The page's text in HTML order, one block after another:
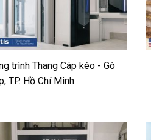
trình Thang Cáp kéo - Gò
TP. Hồ Chí Minh